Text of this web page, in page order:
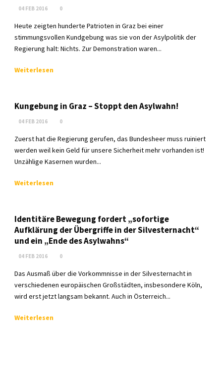
04 FEB 2016 0
Heute zeigten hunderte Patrioten in Graz bei einer
stimmungsvollen Kundgebung was sie von der Asylpolitik der
Regierung halt: Nichts. Zur Demonstration waren...
Weiterlesen
Kungebung in Graz – Stoppt den Asylwahn!
04 FEB 2016 0
Zuerst hat die Regierung gerufen, das Bundesheer muss ruiniert
werden weil kein Geld für unsere Sicherheit mehr vorhanden ist!
Unzählige Kasernen wurden...
Weiterlesen
Identitäre Bewegung fordert „sofortige
Aufklärung der Übergriffe in der Silvesternacht“
und ein „Ende des Asylwahns“
04 FEB 2016 0
Das Ausmaß über die Vorkommnisse in der Silvesternacht in
verschiedenen europäischen Großstädten, insbesondere Köln,
wird erst jetzt langsam bekannt. Auch in Österreich...
Weiterlesen